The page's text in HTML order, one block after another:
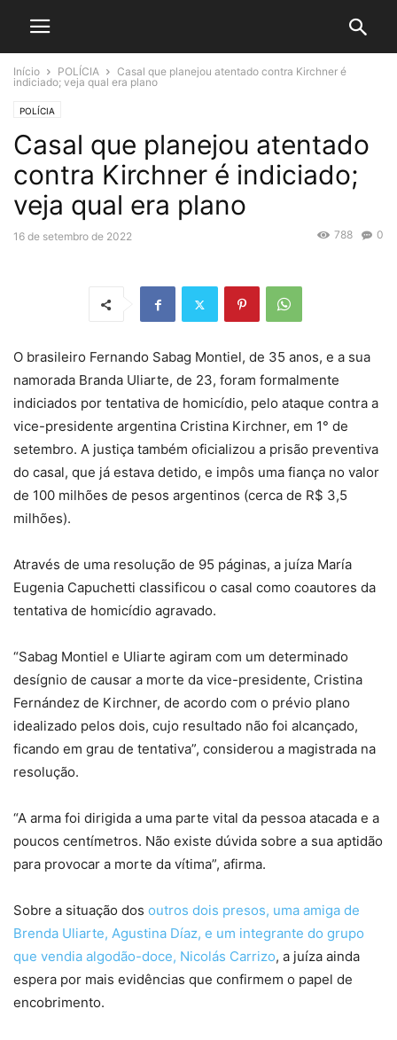
Início POLÍCIA
Casal que planejou atentado contra Kirchner é
indiciado; veja qual era plano
POLÍCIA
Casal que planejou atentado
contra Kirchner é indiciado;
veja qual era plano
16 de setembro de 2022 0
788
O brasileiro Fernando Sabag Montiel, de 35 anos, e a sua
namorada Branda Uliarte, de 23, foram formalmente
indiciados por tentativa de homicídio, pelo ataque contra a
vice-presidente argentina Cristina Kirchner, em 1° de
setembro. A justiça também oficializou a prisão preventiva
do casal, que já estava detido, e impôs uma fiança no valor
de 100 milhões de pesos argentinos (cerca de R$ 3,5
milhões).
Através de uma resolução de 95 páginas, a juíza María
Eugenia Capuchetti classificou o casal como coautores da
tentativa de homicídio agravado.
“Sabag Montiel e Uliarte agiram com um determinado
desígnio de causar a morte da vice-presidente, Cristina
Fernández de Kirchner, de acordo com o prévio plano
idealizado pelos dois, cujo resultado não foi alcançado,
ficando em grau de tentativa”, considerou a magistrada na
resolução.
“A arma foi dirigida a uma parte vital da pessoa atacada e a
poucos centímetros. Não existe dúvida sobre a sua aptidão
para provocar a morte da vítima”, afirma.
Sobre a situação dos outros dois presos, uma amiga de
Brenda Uliarte, Agustina Díaz, e um integrante do grupo
que vendia algodão-doce, Nicolás Carrizo, a juíza ainda
espera por mais evidências que confirmem o papel de
encobrimento.